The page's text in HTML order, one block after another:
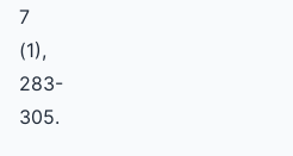
7
(1),
283-
305.